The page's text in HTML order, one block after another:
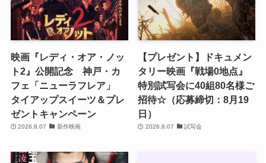
映画『レディ・オア・ノッ
ト2』公開記念 神戸・カ
フェ「ニューラフレア」
タイアップスイーツ＆プレ
ゼントキャンペーン
2026.8.07 新作映画
【プレゼント】ドキュメン
タリー映画『戦場0地点』
特別試写会に40組80名様ご
招待☆（応募締切：8月19
日）
2026.8.07 試写会